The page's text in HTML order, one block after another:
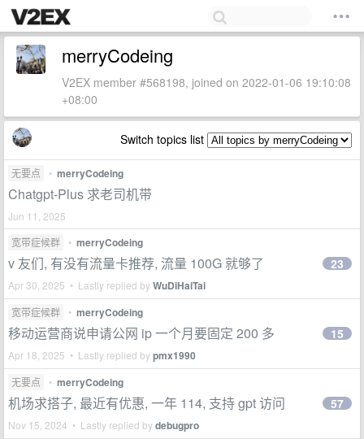
merryCodeing
V2EX member #568198, joined on 2022-01-06 19:10:08
+08:00
Switch topics list
无要点 • merryCodeing
Chatgpt-Plus 求老司机带
Jun 11, 2025
宽带症候群
• merryCodeing
v 友们, 有没有流量卡推荐, 流量 100G 就够了
Apr 30, 2025 • Lastly replied byWuDiHaiTai
23
宽带症候群 • merryCodeing
移动运营商说申请公网 ip 一个月要固定 200 多
Apr 18, 2025 • Lastly replied bypmx1990
15
无要点 • merryCodeing
机场求搭子, 最近有优惠, 一年 114, 支持 gpt 访问
Nov 15, 2024 • Lastly replied bydebugpro
57